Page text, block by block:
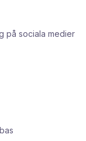
på sociala medier